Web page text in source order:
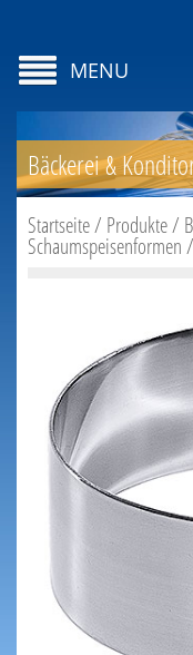
MENU
Bäckerei &
Startseite/ Produkte/
Schaumspeisenformen/